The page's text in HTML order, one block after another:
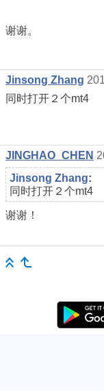
谢谢。
Jinsong Zhang
同时打开２个mt4
JINGHAO_CHEN
Jinsong Zhang:
同时打开２个mt4
谢谢！